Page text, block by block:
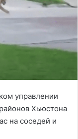
управлении
Хьюстона
на соседей и